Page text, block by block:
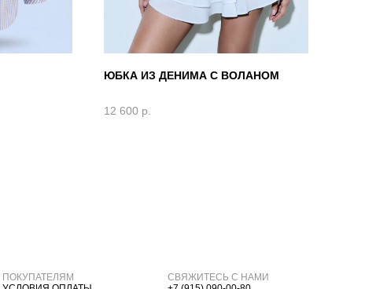
ЮБКА ИЗ ДЕНИМА С ВОЛАНОМ
12 600 р.
ПОКУПАТЕЛЯМ
СВЯЖИТЕСЬ С НАМИ